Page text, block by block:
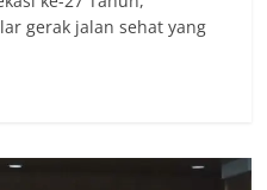
gerak jalan sehat yang